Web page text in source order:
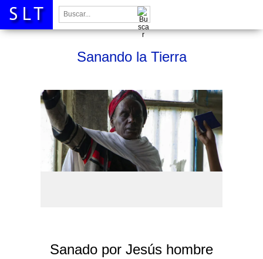
Buscar:
Sanando la Tierra
Sanado por Jesús hombre